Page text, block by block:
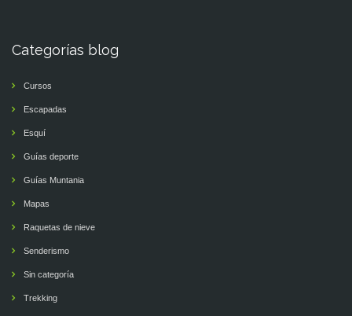
Categorías blog
Cursos
Escapadas
Esquí
Guías deporte
Guías Muntania
Mapas
Raquetas de nieve
Senderismo
Sin categoría
Trekking